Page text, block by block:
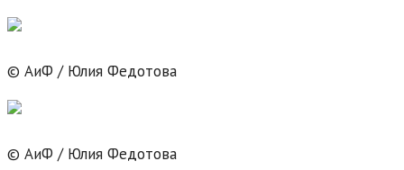
© АиФ / Юлия Федотова
© АиФ / Юлия Федотова